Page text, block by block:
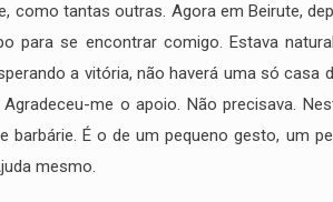
como tantas outras. Agora em Beirute,
se encontrar comigo. Estava
a vitória, não haverá uma só casa
me o apoio. Não precisava.
É o de um pequeno gesto, um
mesmo.